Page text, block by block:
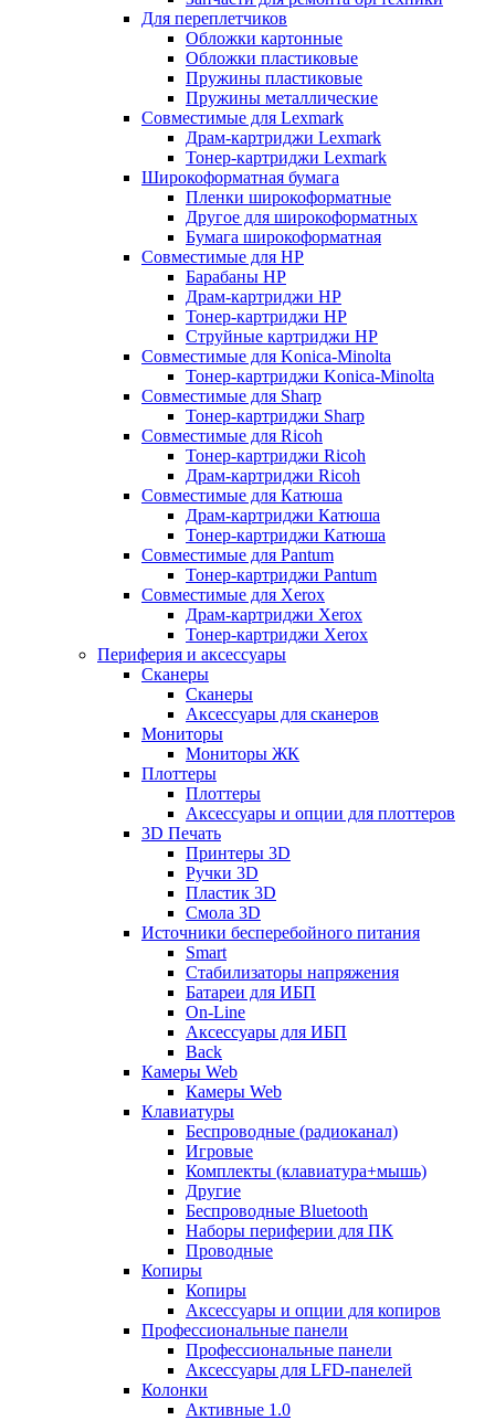
Для переплетчиков
Обложки картонные
Обложки пластиковые
Пружины пластиковые
Пружины металлические
Совместимые для Lexmark
Драм-картриджи Lexmark
Тонер-картриджи Lexmark
Широкоформатная бумага
Пленки широкоформатные
Другое для широкоформатных
Бумага широкоформатная
Совместимые для HP
Барабаны HP
Драм-картриджи HP
Тонер-картриджи HP
Струйные картриджи HP
Совместимые для Konica-Minolta
Тонер-картриджи Konica-Minolta
Совместимые для Sharp
Тонер-картриджи Sharp
Совместимые для Ricoh
Тонер-картриджи Ricoh
Драм-картриджи Ricoh
Совместимые для Катюша
Драм-картриджи Катюша
Тонер-картриджи Катюша
Совместимые для Pantum
Тонер-картриджи Pantum
Совместимые для Xerox
Драм-картриджи Xerox
Тонер-картриджи Xerox
Периферия и аксессуары
Сканеры
Сканеры
Аксессуары для сканеров
Мониторы
Мониторы ЖК
Плоттеры
Плоттеры
Аксессуары и опции для плоттеров
3D Печать
Принтеры 3D
Ручки 3D
Пластик 3D
Смола 3D
Источники бесперебойного питания
Smart
Стабилизаторы напряжения
Батареи для ИБП
On-Line
Аксессуары для ИБП
Back
Камеры Web
Камеры Web
Клавиатуры
Беспроводные (радиоканал)
Игровые
Комплекты (клавиатура+мышь)
Другие
Беспроводные Bluetooth
Наборы периферии для ПК
Проводные
Копиры
Копиры
Аксессуары и опции для копиров
Профессиональные панели
Профессиональные панели
Аксессуары для LFD-панелей
Колонки
Активные 1.0